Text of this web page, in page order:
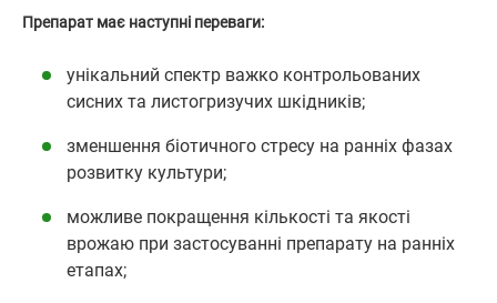
Препарат має наступні переваги:
унікальний спектр важко контрольованих
сисних та листогризучих шкідників;
зменшення біотичного стресу на ранніх фазах
розвитку культури;
можливе покращення кількості та якості
врожаю при застосуванні препарату на ранніх
етапах;